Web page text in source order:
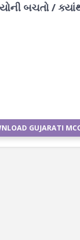
બચતો /
GUJARATI